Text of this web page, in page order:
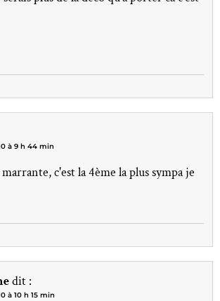
à 9 h 44 min
c'est la 4ème la plus sympa je
dit :
à 10 h 15 min